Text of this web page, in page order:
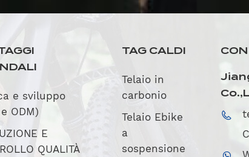
e sviluppo
ODM)
E
QUALITÀ
TAG CALDI
Telaio in
carbonio
Telaio Ebike
a
sospensione